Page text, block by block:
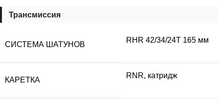
Трансмиссия
СИСТЕМА ШАТУНОВ
RHR 42/34/24T 165 мм
КАРЕТКА
RNR, катридж